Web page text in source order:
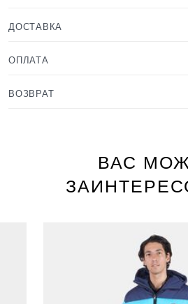
ДОСТАВКА
ОПЛАТА
ВОЗВРАТ
ВАС